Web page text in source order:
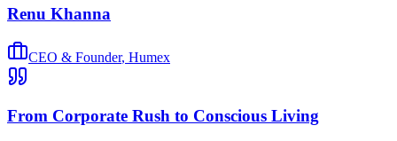
Renu Khanna
CEO & Founder, Humex
From Corporate Rush to Conscious Living